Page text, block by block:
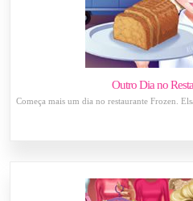
Outro Dia no
Começa mais um dia no restaurante Frozen.